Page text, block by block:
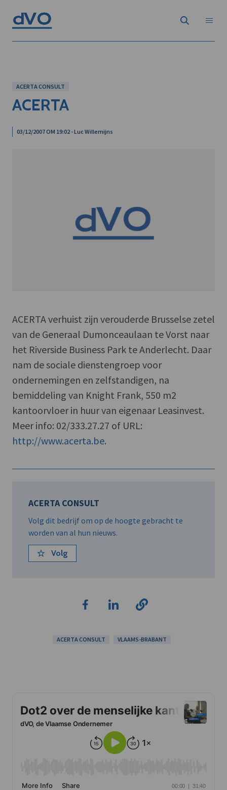
ACERTA CONSULT
ACERTA
03/12/2007 OM 19:02 - Luc Willemijns
ACERTA verhuist zijn verouderde Brusselse zetel
van de Generaal Dumonceaulaan te Vorst naar
het Riverside Business Park te Anderlecht. Daar
nam de sociale dienstengroep voor
ondernemingen en zelfstandigen, na
bemiddeling van Knight Frank, 550 m2
kantoorvloer in huur van eigenaar Leasinvest.
Meer info: 02/333.27.27 of URL:
http://www.acerta.be.
ACERTA CONSULT
Volg dit bedrijf om op de hoogte gebracht te
worden van al hun nieuws.
Volg
ACERTA CONSULT VLAAMS-BRABANT